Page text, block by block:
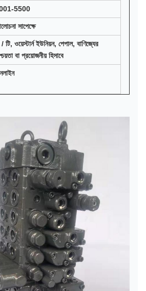
5500
সাপেক্ষে
/ টি, ওয়েস্টার্ন ইউনিয়ন, পেপাল, বাণিজ্যের
বা প্রয়োজনীয় হিসাবে